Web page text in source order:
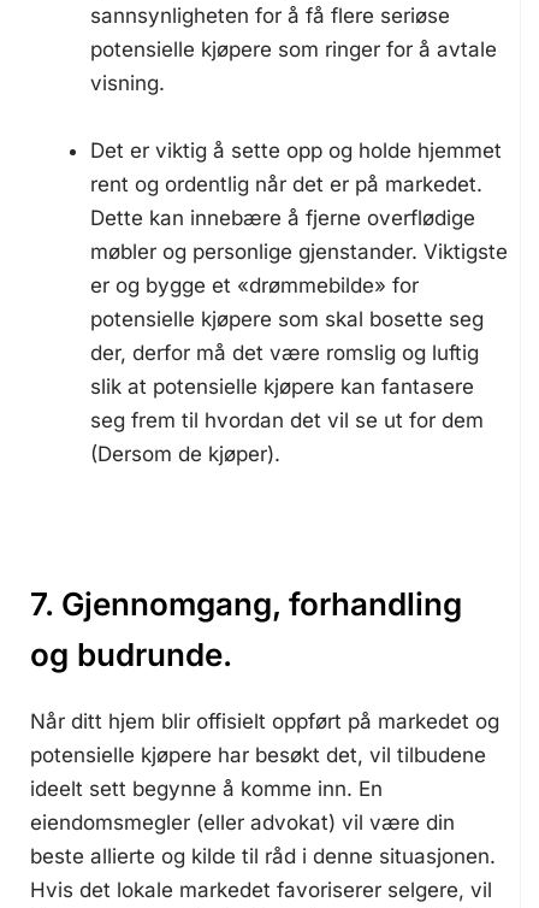
sannsynligheten for å få flere seriøse
potensielle kjøpere som ringer for å avtale
visning.
Det er viktig å sette opp og holde hjemmet
rent og ordentlig når det er på markedet.
Dette kan innebære å fjerne overflødige
møbler og personlige gjenstander. Viktigste
er og bygge et «drømmebilde» for
potensielle kjøpere som skal bosette seg
der, derfor må det være romslig og luftig
slik at potensielle kjøpere kan fantasere
seg frem til hvordan det vil se ut for dem
(Dersom de kjøper).
7. Gjennomgang, forhandling
og budrunde.
Når ditt hjem blir offisielt oppført på markedet og
potensielle kjøpere har besøkt det, vil tilbudene
ideelt sett begynne å komme inn. En
eiendomsmegler (eller advokat) vil være din
beste allierte og kilde til råd i denne situasjonen.
Hvis det lokale markedet favoriserer selgere, vil